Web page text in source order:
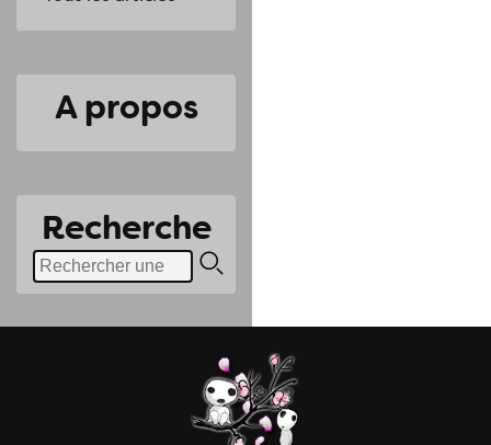
A propos
Recherche